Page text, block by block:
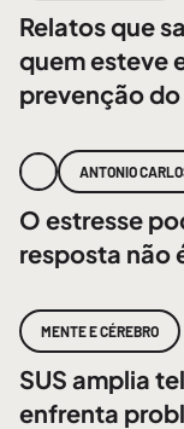
Relatos que
quem esteve
prevenção
ANTONIO
O estresse
resposta não
MENTE E CÉREBRO
SUS amplia
enfrenta